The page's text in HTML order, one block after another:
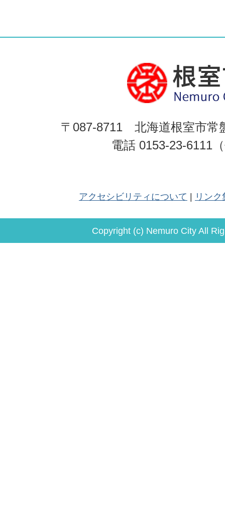
〒087-8711 北海道根室市常
電話 0153-23-6111
アクセシビリティについて リンク
Copyright (c) Nemuro City All